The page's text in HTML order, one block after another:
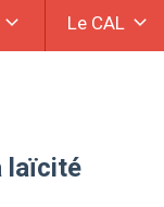
Le CAL
laïcité